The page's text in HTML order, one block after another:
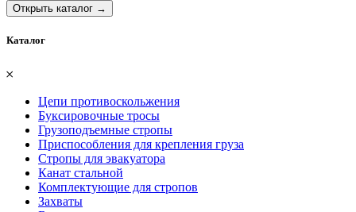
Открыть каталог →
Каталог
𐄂
Цепи противоскольжения
Буксировочные тросы
Грузоподъемные стропы
Приспособления для крепления груза
Стропы для эвакуатора
Канат стальной
Комплектующие для стропов
Захваты